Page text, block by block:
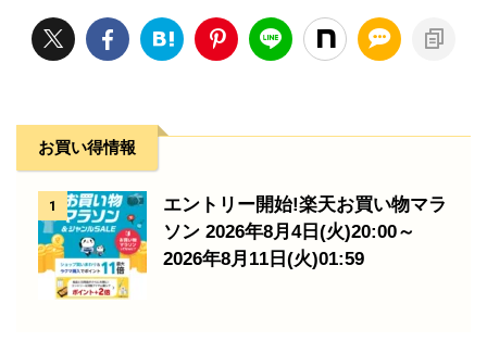
お買い得情報
1
エントリー開始!楽天お買い物マラ
ソン 2026年8月4日(火)20:00～
2026年8月11日(火)01:59